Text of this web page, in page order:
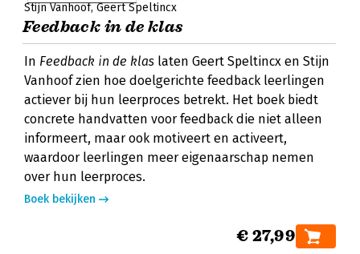
Stijn Vanhoof Geert Speltincx
Feedback in de klas
In Feedback in de klas laten Geert Speltincx en Stijn
Vanhoof zien hoe doelgerichte feedback leerlingen
actiever bij hun leerproces betrekt. Het boek biedt
concrete handvatten voor feedback die niet alleen
informeert, maar ook motiveert en activeert,
waardoor leerlingen meer eigenaarschap nemen
over hun leerproces.
Boek bekijken
€ 27,99